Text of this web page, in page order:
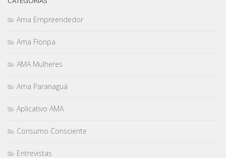
Ama Empreendedor
Ama Floripa
AMA Mulheres
Ama Paranaguá
Aplicativo AMA
Consumo Consciente
Entrevistas